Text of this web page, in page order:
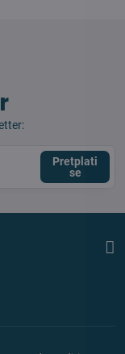
Pretplati
se